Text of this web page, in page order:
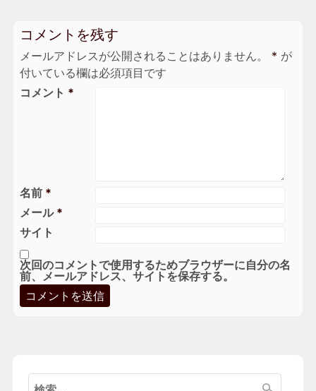
コメントを残す
メールアドレスが公開されることはありません。 * が
付いている欄は必須項目です
コメント *
名前 *
メール *
サイト
次回のコメントで使用するためブラウザーに自分の名
前、メールアドレス、サイトを保存する。
検
索: